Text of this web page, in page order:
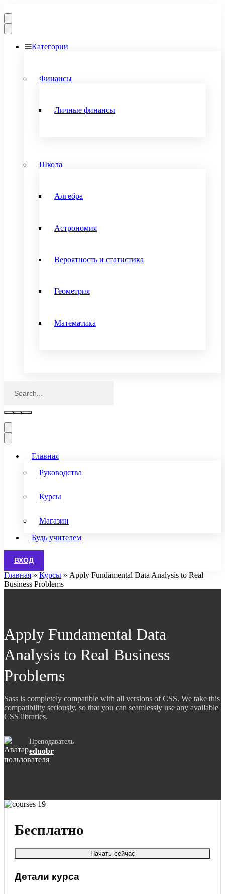
Категории
Финансы
Личные финансы
Школа
Алгебра
Астрономия
Вероятность и статистика
Геометрия
Математика
Главная
Руководства
Курсы
Магазин
Будь учителем
ВХОД
Главная » Курсы » Apply Fundamental Data Analysis to Real
Business Problems
Apply Fundamental Data
Analysis to Real Business
Problems
Sass is completely compatible with all versions of CSS. We take this
compatibility seriously, so that you can seamlessly use any available
CSS libraries.
Преподаватель
eduobr
Бесплатно
Начать сейчас
Детали курса